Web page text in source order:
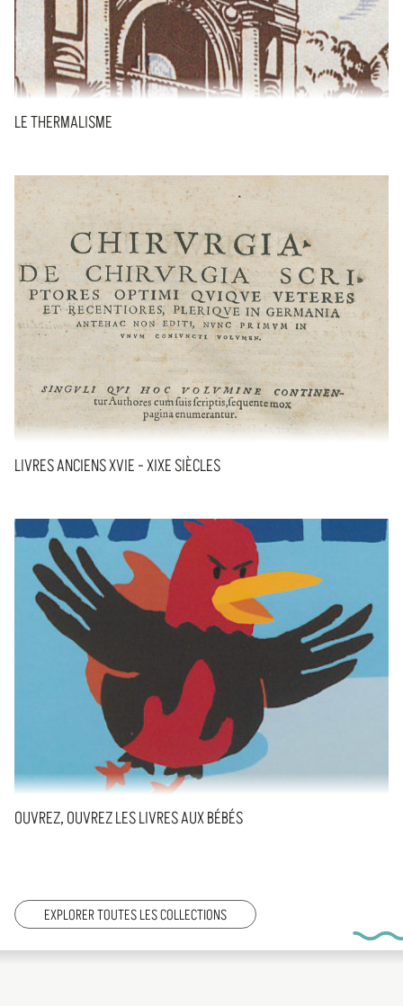
LE THERMALISME
LIVRES ANCIENS XVIE - XIXE SIÈCLES
OUVREZ, OUVREZ LES LIVRES AUX BÉBÉS
EXPLORER TOUTES LES COLLECTIONS